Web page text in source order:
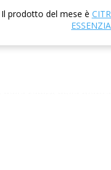
Il prodotto del mese è